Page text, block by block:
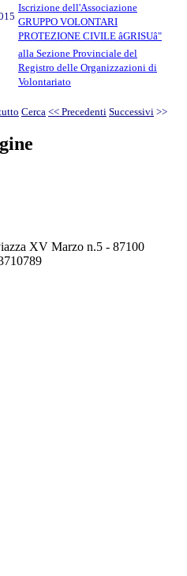
Iscrizione dell'Associazione
GRUPPO VOLONTARI
PROTEZIONE CIVILE âGRISUâ"
alla Sezione Provinciale del
Registro delle Organizzazioni di
Volontariato
Cerca << Precedenti Successivi >>
XV Marzo n.5 - 87100